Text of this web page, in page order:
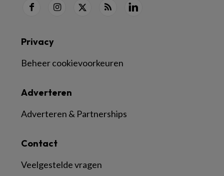
Contact
Veelgestelde vragen
Adverteren
Adverteren & Partnerships
Privacy
Beheer cookievoorkeuren